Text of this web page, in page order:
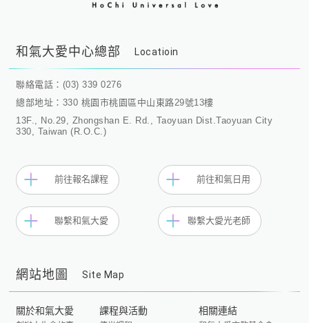
和氣大愛中心總部 Locatioin
聯絡電話：(03) 339 0276
總部地址：330 桃園市桃園區中山東路29號13樓
13F., No.29, Zhongshan E. Rd., Taoyuan Dist.Taoyuan City
330, Taiwan (R.O.C.)
前往報名課程 前往和氣日用
聯繫和氣大愛 聯繫大愛光老師
網站地圖 Site Map
關於和氣大愛 課程與活動 相關連結